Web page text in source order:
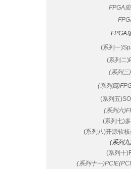
FPGA
FPGA
(系列一
(系列二
(系列三
(系列四
(系列五
(系列六
(系列七)
(系列八)开源软
(系列九
(系列十
(系列十一